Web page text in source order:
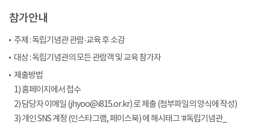
참가안내
주제 : 독립기념관 관람·교육 후 소감
대상 : 독립기념관의 모든 관람객 및 교육 참가자
제출방법
1) 홈페이지에서 접수
2) 담당자 이메일 (jhyoo@i815.or.kr) 로 제출 (첨부파일의 양식에 작성)
3) 개인 SNS 계정 (인스타그램, 페이스북) 에 해시태그 ‘#독립기념관_